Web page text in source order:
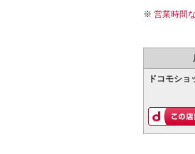
営業時間
ドコモショ